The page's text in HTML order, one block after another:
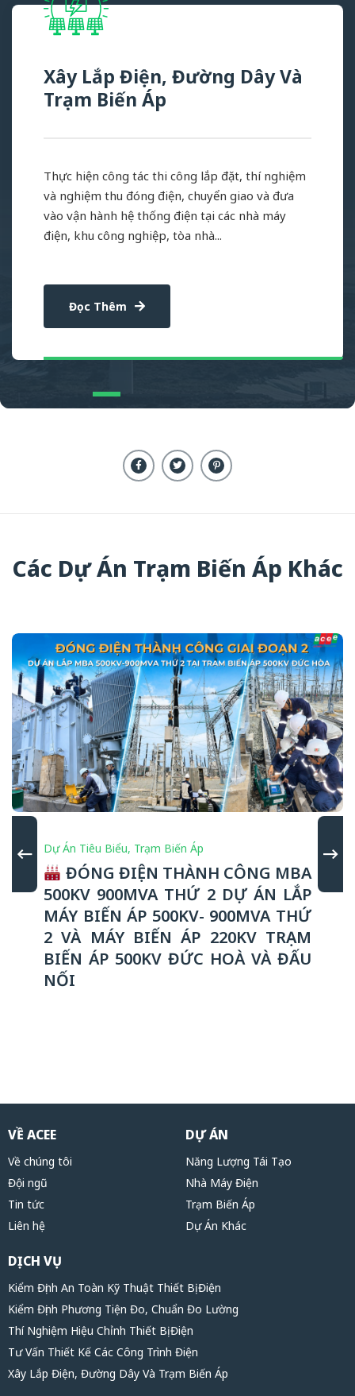
Xây Lắp Điện, Đường Dây Và
Trạm Biến Áp
Thực hiện công tác thi công lắp đặt, thí nghiệm
và nghiệm thu đóng điện, chuyển giao và đưa
vào vận hành hệ thống điện tại các nhà máy
điện, khu công nghiệp, tòa nhà...
Đọc Thêm
Các Dự Án Trạm Biến Áp Khác
Dự Án Tiêu Biểu, Trạm Biến Áp
ĐÓNG ĐIỆN THÀNH CÔNG MBA
500KV 900MVA THỨ 2 DỰ ÁN LẮP
MÁY BIẾN ÁP 500KV- 900MVA THỨ
2 VÀ MÁY BIẾN ÁP 220KV TRẠM
BIẾN ÁP 500KV ĐỨC HOÀ VÀ ĐẤU
NỐI
VỀ ACEE
Về chúng tôi
Đội ngũ
Tin tức
Liên hệ
DỰ ÁN
Năng Lượng Tái Tạo
Nhà Máy Điện
Trạm Biến Áp
Dự Án Khác
DỊCH VỤ
Kiểm Định An Toàn Kỹ Thuật Thiết Bị Điện
Kiểm Định Phương Tiện Đo, Chuẩn Đo Lường
Thí Nghiệm Hiệu Chỉnh Thiết Bị Điện
Tư Vấn Thiết Kế Các Công Trình Điện
Xây Lắp Điện, Đường Dây Và Trạm Biến Áp